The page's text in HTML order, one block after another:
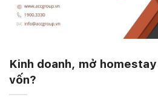
Kinh doanh, mở
vốn?